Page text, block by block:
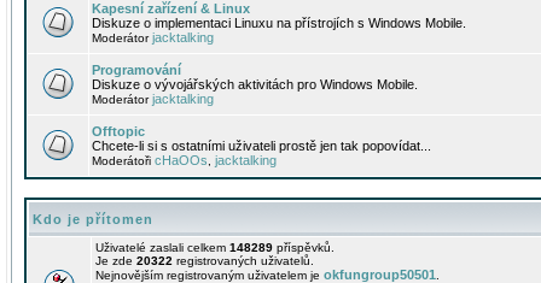
Kapesní zařízení & Linux
Diskuze o implementaci Linuxu na přístrojích s Windows Mobile.
Moderátorjacktalking
Programování
Diskuze o vývojářských aktivitách pro Windows Mobile.
Moderátorjacktalking
Offtopic
Chcete-li si s ostatními uživateli prostě jen tak popovídat...
Moderátoři cHaOOs jacktalking
Kdo je přítomen
Uživatelé zaslali celkem 148289 příspěvků.
Je zde 20322 registrovaných uživatelů.
Nejnovějším registrovaným uživatelem je okfungroup50501